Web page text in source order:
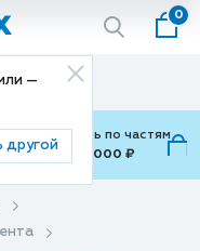
—
другой
0
доставки
оплатить по частям
700 ₽ до 15,000 ₽